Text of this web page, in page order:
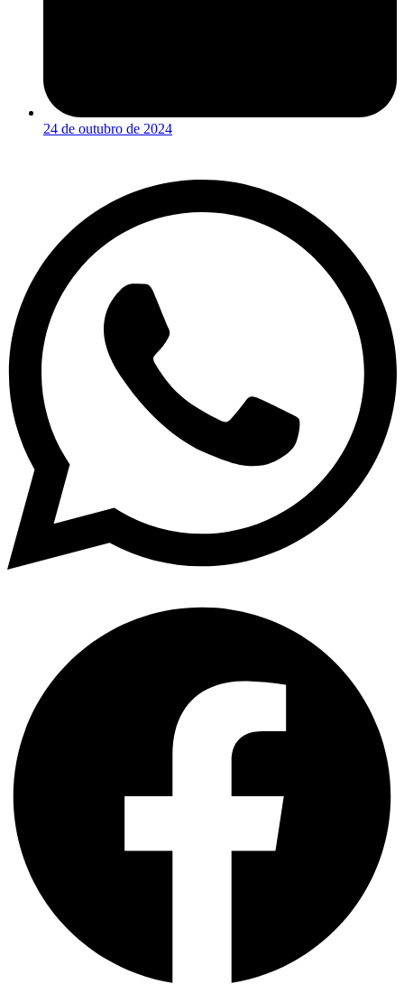
24 de outubro de 2024